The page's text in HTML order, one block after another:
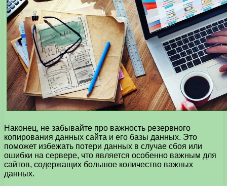
Наконец, не забывайте про важность резервного
копирования данных сайта и его базы данных. Это
поможет избежать потери данных в случае сбоя или
ошибки на сервере, что является особенно важным для
сайтов, содержащих большое количество важных
данных.